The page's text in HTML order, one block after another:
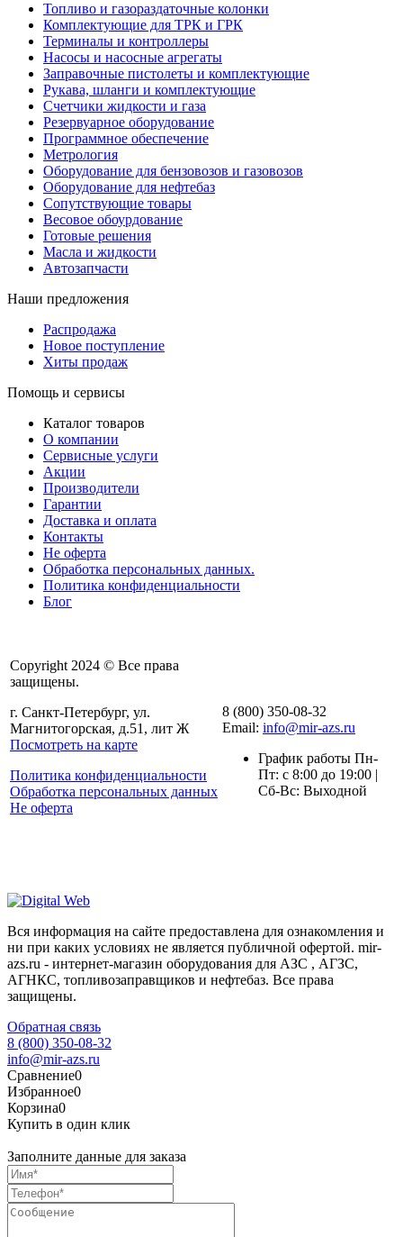
Топливо и газораздаточные колонки
Комплектующие для ТРК и ГРК
Терминалы и контроллеры
Насосы и насосные агрегаты
Заправочные пистолеты и комплектующие
Рукава, шланги и комплектующие
Счетчики жидкости и газа
Резервуарное оборудование
Программное обеспечение
Метрология
Оборудование для бензовозов и газовозов
Оборудование для нефтебаз
Сопутствующие товары
Весовое обоурдование
Готовые решения
Масла и жидкости
Автозапчасти
Наши предложения
Распродажа
Новое поступление
Хиты продаж
Помощь и сервисы
Каталог товаров
О компании
Сервисные услуги
Акции
Производители
Гарантии
Доставка и оплата
Контакты
Не оферта
Обработка персональных данных.
Политика конфиденциальности
Блог
Copyright 2024 © Все права
защищены.
г. Санкт-Петербург, ул.
Магнитогорская, д.51, лит Ж
Посмотреть на карте
Политика конфиденциальности
Обработка персональных данных
Не оферта
8 (800) 350-08-32
Email: info@mir-azs.ru
График работы Пн-
Пт: с 8:00 до 19:00 |
Сб-Вс: Выходной
Вся информация на сайте предоставлена для ознакомления и
ни при каких условиях не является публичной офертой. mir-
azs.ru - интернет-магазин оборудования для АЗС , АГЗС,
АГНКС, топливозаправщиков и нефтебаз. Все права
защищены.
Обратная связь
8 (800) 350-08-32
info@mir-azs.ru
Сравнение0
Избранное0
Корзина0
Купить в один клик
Заполните данные для заказа